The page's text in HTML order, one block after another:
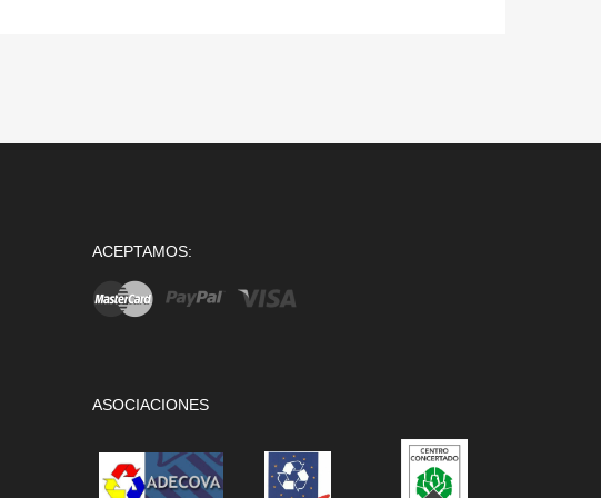
ACEPTAMOS:
ASOCIACIONES